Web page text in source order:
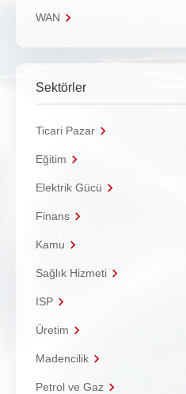
WAN
Sektörler
Ticari Pazar
Eğitim
Elektrik Gücü
Finans
Kamu
Sağlık Hizmeti
ISP
Üretim
Madencilik
Petrol ve Gaz